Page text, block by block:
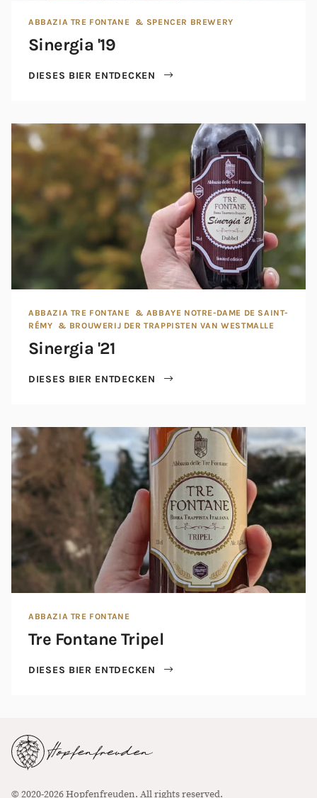
ABBAZIA TRE FONTANE & SPENCER BREWERY
Sinergia '19
DIESES BIER ENTDECKEN
ABBAZIA TRE FONTANE
& ABBAYE NOTRE-DAME DE SAINT-
RÉMY
& BROUWERIJ DER TRAPPISTEN VAN WESTMALLE
Sinergia '21
DIESES BIER ENTDECKEN
ABBAZIA TRE FONTANE
Tre Fontane Tripel
DIESES BIER ENTDECKEN
© 2020-2026 Hopfenfreuden. All rights reserved.